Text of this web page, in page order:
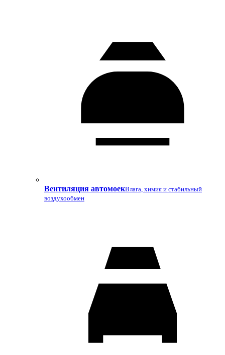
Вентиляция автомоекВлага, химия и стабильный
воздухообмен